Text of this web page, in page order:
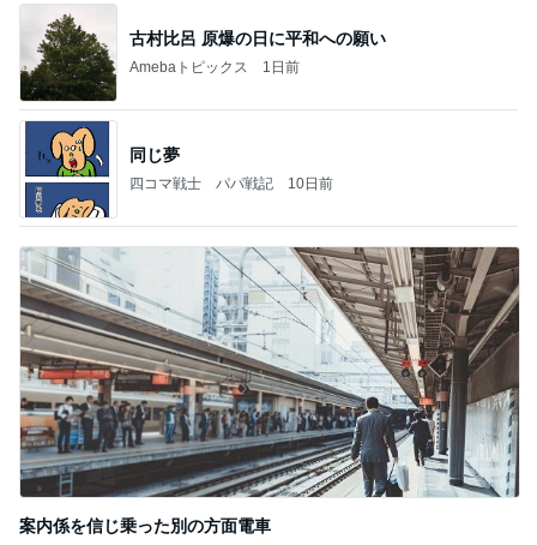
古村比呂 原爆の日に平和への願い
Amebaトピックス 1日前
同じ夢
四コマ戦士 パパ戦記 10日前
案内係を信じ乗った別の方面電車